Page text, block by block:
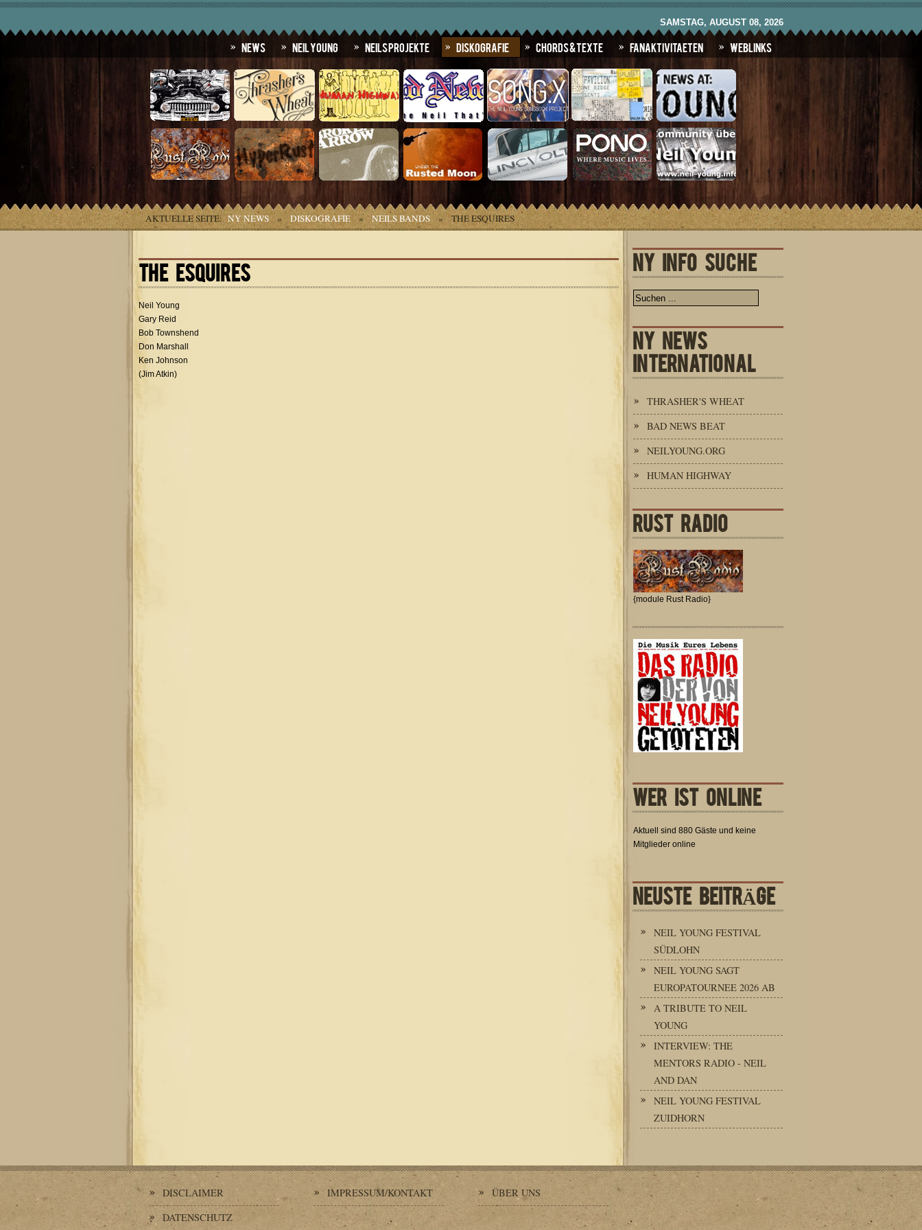
SAMSTAG, AUGUST 08, 2026
News Neil Young Neils Projekte Diskografie Chords & Texte Fanaktivitaeten Weblinks
AKTUELLE SEITE: NY NEWS » DISKOGRAFIE » NEILS BANDS » THE ESQUIRES
THE ESQUIRES
Neil Young
Gary Reid
Bob Townshend
Don Marshall
Ken Johnson
(Jim Atkin)
NY INFO SUCHE
NY NEWS
INTERNATIONAL
THRASHER'S WHEAT
BAD NEWS BEAT
NEILYOUNG.ORG
HUMAN HIGHWAY
RUST RADIO
{module Rust Radio}
WER IST ONLINE
Aktuell sind 880 Gäste und keine
Mitglieder online
NEUSTE BEITRÄGE
NEIL YOUNG FESTIVAL
SÜDLOHN
NEIL YOUNG SAGT
EUROPATOURNEE 2026 AB
A TRIBUTE TO NEIL
YOUNG
INTERVIEW: THE
MENTORS RADIO - NEIL
AND DAN
NEIL YOUNG FESTIVAL
ZUIDHORN
DISCLAIMER
DATENSCHUTZ
IMPRESSUM/KONTAKT ÜBER UNS